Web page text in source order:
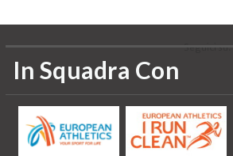
Seguici su:
In Squadra Con